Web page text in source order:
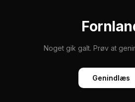
Noget gik galt. Prøv at
Genindlæs